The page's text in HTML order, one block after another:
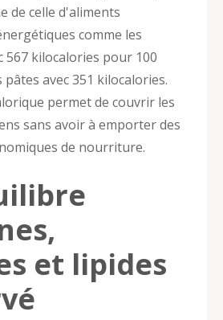
de celle d'aliments
comme les
567 kilocalories pour 100
avec 351 kilocalories.
permet de couvrir les
sans avoir à emporter des
de nourriture.
et lipides